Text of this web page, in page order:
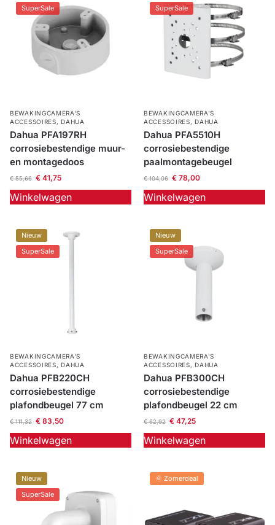
SuperSale
BEWAKINGCAMERA'S
ACCESSOIRES,DAHUA
Dahua PFA197RH
corrosiebestendige muur-
en montagedoos
€55,66 €41,75
Winkelwagen
SuperSale
BEWAKINGCAMERA'S
ACCESSOIRES,DAHUA
Dahua PFA5510H
corrosiebestendige
paalmontagebeugel
€104,06 €78,00
Winkelwagen
Nieuw
SuperSale
BEWAKINGCAMERA'S
ACCESSOIRES,DAHUA
Dahua PFB220CH
corrosiebestendige
plafondbeugel 77 cm
€111,32 €83,50
Winkelwagen
Nieuw
SuperSale
BEWAKINGCAMERA'S
ACCESSOIRES,DAHUA
Dahua PFB300CH
corrosiebestendige
plafondbeugel 22 cm
€62,92 €47,25
Winkelwagen
Nieuw
SuperSale
🌞 Zomerdeal